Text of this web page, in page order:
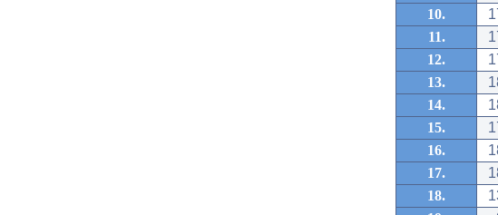
10.
11.
12.
13.
14.
15.
16.
17.
18.